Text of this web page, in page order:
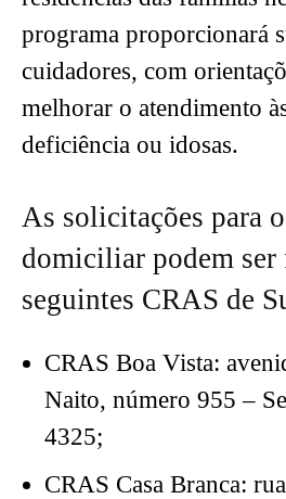
programa proporcionará
cuidadores, com
melhorar o atendimento
deficiência ou idosas.
As solicitações para
domiciliar podem ser
seguintes CRAS de
CRAS Boa Vista:
Naito, número 955 –
4325;
CRAS Casa Branca: